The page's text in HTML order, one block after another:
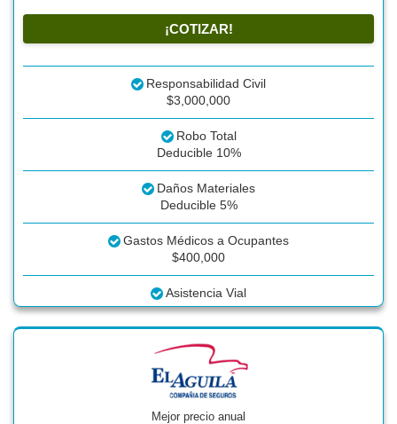
¡COTIZAR!
Responsabilidad Civil
$3,000,000
Robo Total
Deducible 10%
Daños Materiales
Deducible 5%
Gastos Médicos a Ocupantes
$400,000
Asistencia Vial
Mejor precio anual